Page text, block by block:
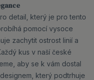
detail, který je pro tento
pomocí vysoce
zachytit ostrost linií a
kus v naší české
aby se k vám dostal
který podtrhuje